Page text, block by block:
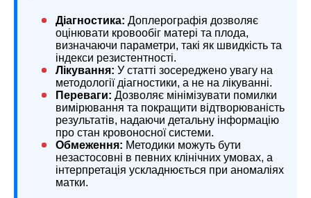
Діагностика: Доплерографія дозволяє
оцінювати кровообіг матері та плода,
визначаючи параметри, такі як швидкість та
індекси резистентності.
Лікування: У статті зосереджено увагу на
методології діагностики, а не на лікуванні.
Переваги: Дозволяє мінімізувати помилки
вимірювання та покращити відтворюваність
результатів, надаючи детальну інформацію
про стан кровоносної системи.
Обмеження: Методики можуть бути
незастосовні в певних клінічних умовах, а
інтерпретація ускладнюється при аномаліях
матки.